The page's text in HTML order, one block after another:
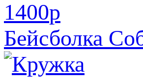
1400p
Бейсболка